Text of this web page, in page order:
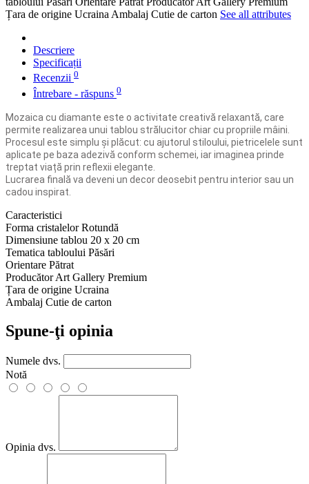
Țara de origine Ucraina Ambalaj Cutie de carton See all attributes
Descriere
Specificații
Recenzii 0
Întrebare - răspuns 0
Mozaica cu diamante este o activitate creativă relaxantă, care
permite realizarea unui tablou strălucitor chiar cu propriile mâini.
Procesul este simplu și plăcut: cu ajutorul stiloului, pietricelele sunt
aplicate pe baza adezivă conform schemei, iar imaginea prinde
treptat viață prin reflexii elegante.
Lucrarea finală va deveni un decor deosebit pentru interior sau un
cadou inspirat.
Caracteristici
Forma cristalelor Rotundă
Dimensiune tablou 20 x 20 cm
Tematica tabloului Păsări
Orientare Pătrat
Producător Art Gallery Premium
Țara de origine Ucraina
Ambalaj Cutie de carton
Spune-ţi opinia
Numele dvs.
Notă
Opinia dvs.